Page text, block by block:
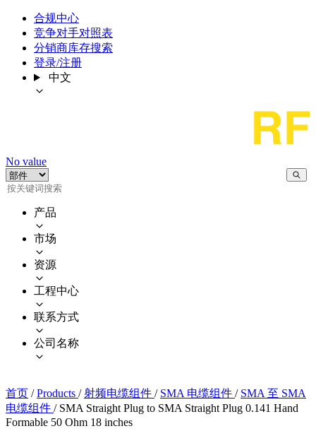
合规中心
竞争对手对照表
分销商库存搜索
登录/注册
中文
No value
产品
市场
资源
工程中心
联系方式
公司名称
首页 / Products / 射频电缆组件 / SMA 电缆组件 / SMA 至 SMA
电缆组件 / SMA Straight Plug to SMA Straight Plug 0.141 Hand
Formable 50 Ohm 18 inches